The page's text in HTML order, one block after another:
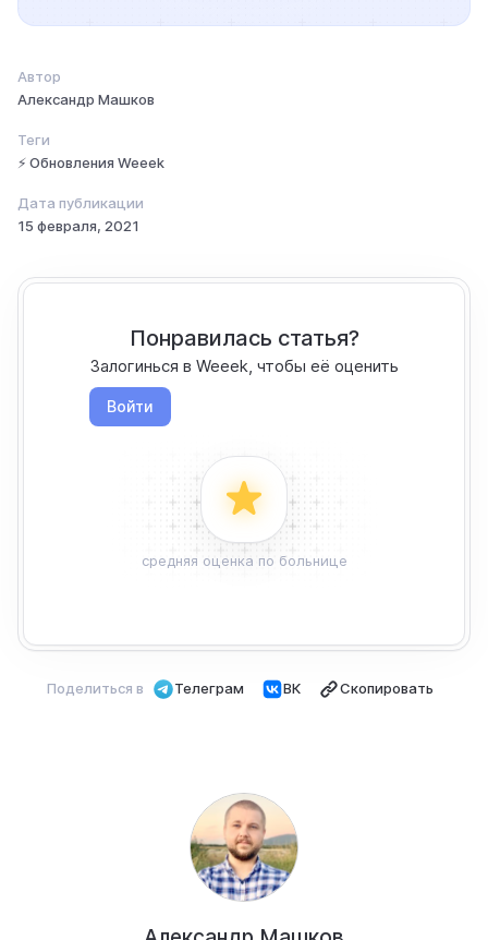
Автор
Александр Машков
Теги
⚡ Обновления Weeek
Дата публикации
15 февраля, 2021
средняя оценка по больнице
Понравилась статья?
Залогинься в Weeek, чтобы её оценить
Войти
Поделиться в Телеграм ВК Скопировать